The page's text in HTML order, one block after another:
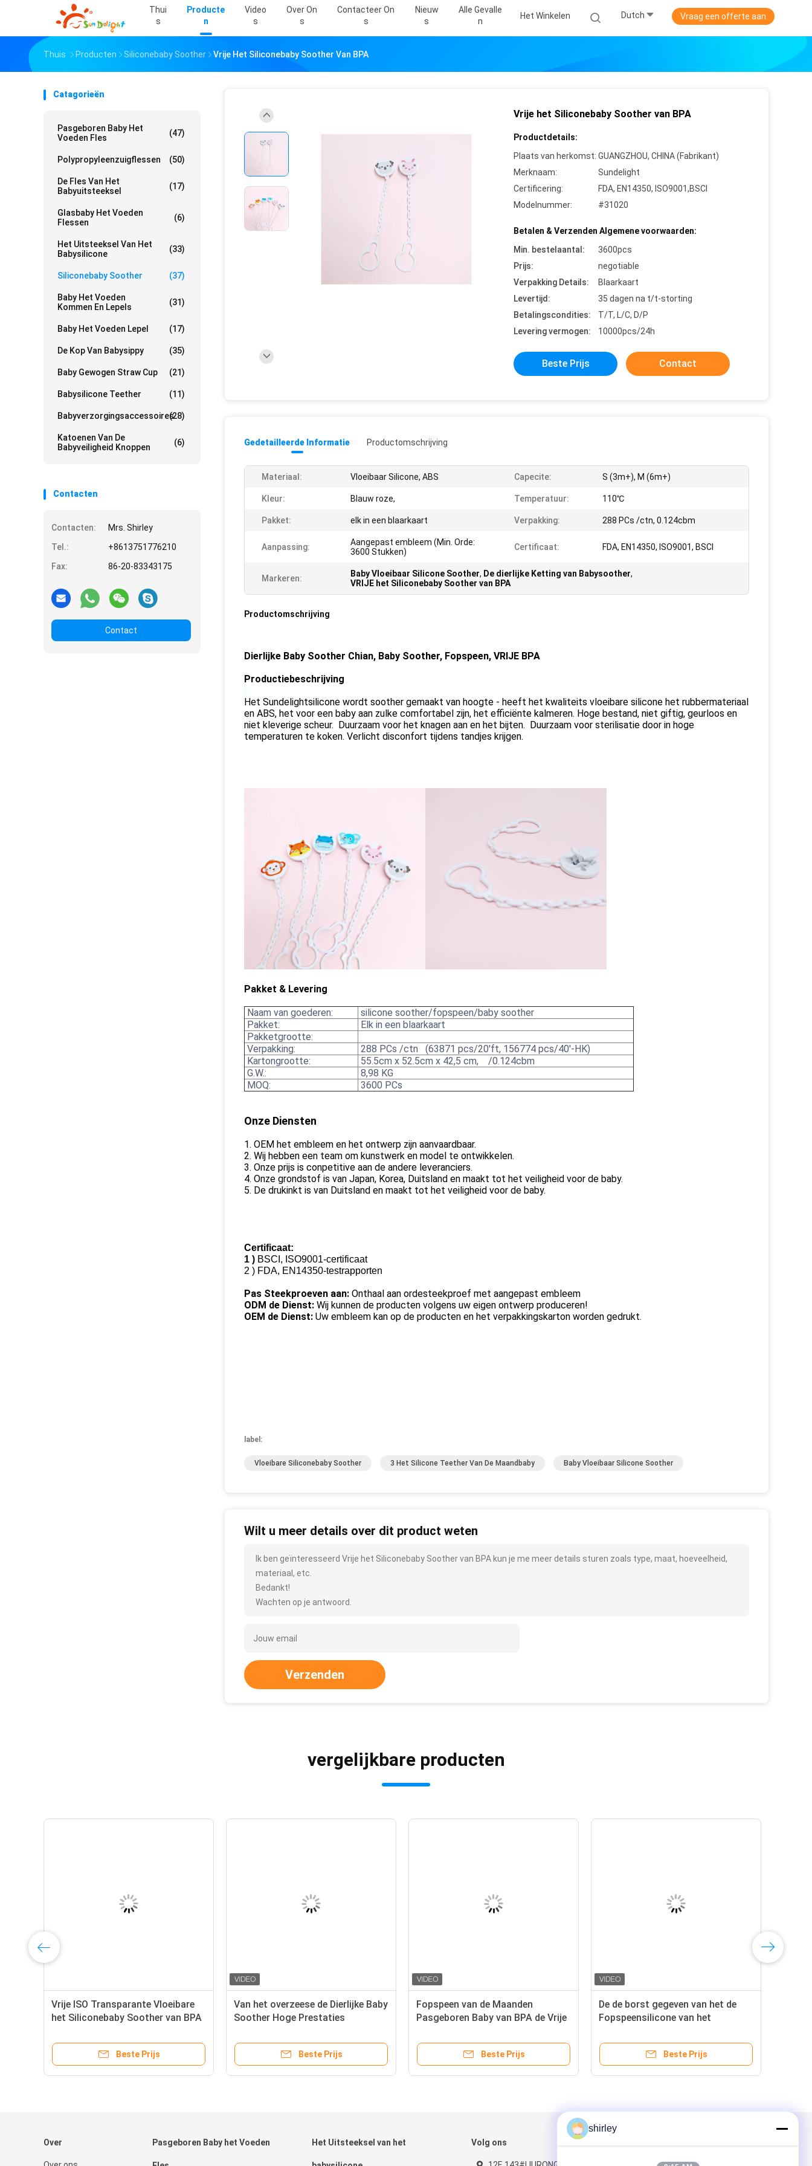
Thui
S
Producte
N
Video
S
Over On
S
Contacteer On
S
Nieuw
S
Alle Gevalle
N
Het Winkelen Dutch Vraag een offerte aan
Thuis Producten Siliconebaby Soother Vrije Het Siliconebaby Soother Van BPA
Catagorieën
Pasgeboren Baby Het
Voeden Fles
(47)
Polypropyleenzuigflessen (50)
De Fles Van Het
Babyuitsteeksel
(17)
Glasbaby Het Voeden
Flessen
(6)
Het Uitsteeksel Van Het
Babysilicone
(33)
Siliconebaby Soother (37)
Baby Het Voeden
Kommen En Lepels
(31)
Baby Het Voeden Lepel (17)
De Kop Van Babysippy (35)
Baby Gewogen Straw Cup (21)
Babysilicone Teether (11)
Babyverzorgingsaccessoires(28)
Katoenen Van De
Babyveiligheid Knoppen
(6)
Contacten
Contacten:
Mrs. Shirley
Tel.:
+8613751776210
Fax:
86-20-83343175
Contact
Vrije het Siliconebaby Soother van BPA
Productdetails:
Plaats van herkomst: GUANGZHOU, CHINA (Fabrikant)
Merknaam:
Sundelight
Certificering:
FDA, EN14350, ISO9001,BSCI
Modelnummer:
#31020
Betalen & Verzenden Algemene voorwaarden:
Min. bestelaantal:
3600pcs
Prijs:
negotiable
Verpakking Details:
Blaarkaart
Levertijd:
35 dagen na t/t-storting
Betalingscondities:
T/T, L/C, D/P
Levering vermogen:
10000pcs/24h
Beste Prijs Contact
Gedetailleerde Informatie Productomschrijving
Materiaal: Vloeibaar Silicone, ABS Capecite: S (3m+), M (6m+)
Kleur: Blauw roze, Temperatuur: 110℃
Pakket: elk in een blaarkaart Verpakking: 288 PCs /ctn, 0.124cbm
Aanpassing:
Aangepast embleem (Min. Orde:
3600 Stukken)
Certificaat: FDA, EN14350, ISO9001, BSCI
Markeren: Baby Vloeibaar Silicone Soother, De dierlijke Ketting van Babysoother,
VRIJE het Siliconebaby Soother van BPA
Productomschrijving
Dierlijke Baby Soother Chian, Baby Soother, Fopspeen, VRIJE BPA
Productiebeschrijving
Het Sundelightsilicone wordt soother gemaakt van hoogte - heeft het kwaliteits vloeibare silicone het rubbermateriaal
en ABS, het voor een baby aan zulke comfortabel zijn, het efficiënte kalmeren. Hoge bestand, niet giftig, geurloos en
niet kleverige scheur. Duurzaam voor het knagen aan en het bijten. Duurzaam voor sterilisatie door in hoge
temperaturen te koken. Verlicht disconfort tijdens tandjes krijgen.
Pakket & Levering
Naam van goederen:
silicone soother/fopspeen/baby soother
Pakket:
Elk in een blaarkaart
Pakketgrootte:
Verpakking:
288 PCs /ctn (63871 pcs/20'ft, 156774 pcs/40'-HK)
Kartongrootte:
55.5cm x 52.5cm x 42,5 cm, /0.124cbm
G.W.:
8,98 KG
MOQ:
3600 PCs
Onze Diensten
1. OEM het embleem en het ontwerp zijn aanvaardbaar.
2. Wij hebben een team om kunstwerk en model te ontwikkelen.
3. Onze prijs is conpetitive aan de andere leveranciers.
4. Onze grondstof is van Japan, Korea, Duitsland en maakt tot het veiligheid voor de baby.
5. De drukinkt is van Duitsland en maakt tot het veiligheid voor de baby.
Certificaat:
1 ) BSCI, ISO9001-certificaat
2 ) FDA, EN14350-testrapporten
Pas Steekproeven aan: Onthaal aan ordesteekproef met aangepast embleem
ODM de Dienst: Wij kunnen de producten volgens uw eigen ontwerp produceren!
OEM de Dienst: Uw embleem kan op de producten en het verpakkingskarton worden gedrukt.
label:
Vloeibare Siliconebaby Soother 3 Het Silicone Teether Van De Maandbaby Baby Vloeibaar Silicone Soother
Wilt u meer details over dit product weten
Ik ben geïnteresseerd Vrije het Siliconebaby Soother van BPA kun je me meer details sturen zoals type, maat, hoeveelheid,
materiaal, etc.
Bedankt!
Wachten op je antwoord.
Verzenden
vergelijkbare producten
Vrije ISO Transparante Vloeibare
het Siliconebaby Soother van BPA
Beste Prijs
Van het overzeese de Dierlijke Baby
Soother Hoge Prestaties
Beste Prijs
Fopspeen van de Maanden
Pasgeboren Baby van BPA de Vrije
Beste Prijs
De de borst gegeven van het de
Fopspeensilicone van het
Beste Prijs
Over Pasgeboren Baby het Voeden Het Uitsteeksel van het Volg ons
shirley